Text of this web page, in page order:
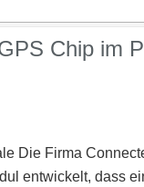
Chip im
Die Firma
entwickelt, dass